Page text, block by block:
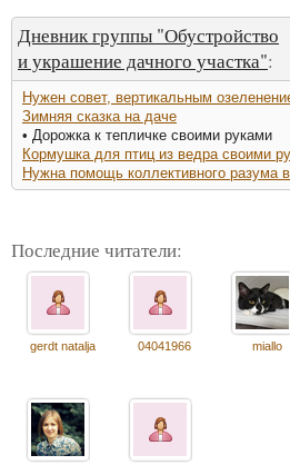
Дневник группы "Обустройство
и украшение дачного участка":
Нужен совет, вертикальным
Зимняя сказка на даче
• Дорожка к тепличке своими руками
Кормушка для птиц из ведра своими
Нужна помощь коллективного разума
Последние читатели:
gerdt natalja 04041966 miallo